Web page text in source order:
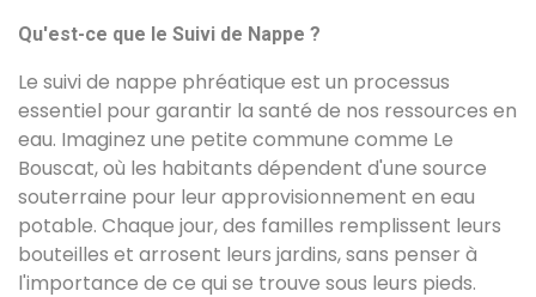
Qu'est-ce que le Suivi de Nappe ?
Le suivi de nappe phréatique est un processus
essentiel pour garantir la santé de nos ressources en
eau. Imaginez une petite commune comme Le
Bouscat, où les habitants dépendent d'une source
souterraine pour leur approvisionnement en eau
potable. Chaque jour, des familles remplissent leurs
bouteilles et arrosent leurs jardins, sans penser à
l'importance de ce qui se trouve sous leurs pieds.